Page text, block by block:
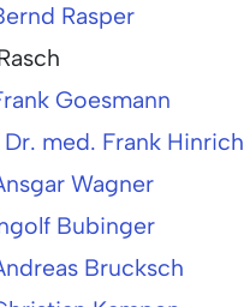
Rasper
Goesmann
med. Frank
Wagner
Bubinger
Brucksch